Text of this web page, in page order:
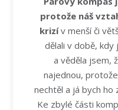
protože náš
krizív menší či
dělali v době, kdy
a věděla jsem,
najednou,
nechtěl a já bych ho
Ke zbylé části